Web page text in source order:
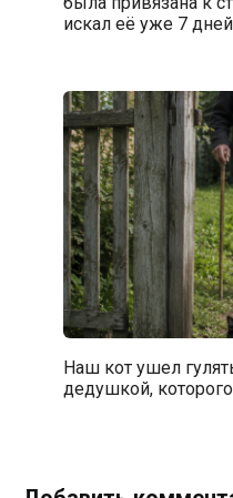
искал её уже 7
Наш кот ушел
дедушкой,